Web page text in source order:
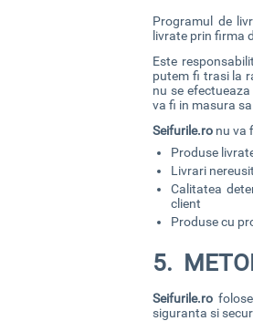
Programul de
livrate prin firma
Este
putem fi trasi la
nu se
va fi in masura
Seifurile.ro nu va
Produse
Livrari
Calitatea
client
Produse cu
5.
Seifurile.ro
siguranta si